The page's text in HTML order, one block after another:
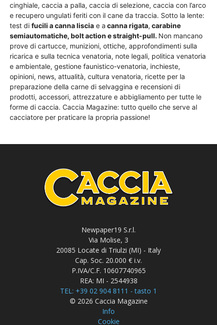
cinghiale, caccia a palla, caccia di selezione, caccia con l’arco
e recupero ungulati feriti con il cane da traccia. Sotto la lente:
test di fucili a canna liscia e a canna rigata, carabine
semiautomatiche, bolt action e straight-pull. Non mancano
prove di cartucce, munizioni, ottiche, approfondimenti sulla
ricarica e sulla tecnica venatoria, note legali, politica venatoria
e ambientale, gestione faunistico-venatoria, inchieste,
opinioni, news, attualità, cultura venatoria, ricette per la
preparazione della carne di selvaggina e recensioni di
prodotti, accessori, attrezzature e abbigliamento per tutte le
forme di caccia. Caccia Magazine: tutto quello che serve al
cacciatore per praticare la propria passione!
Newpaper19 S.r.l.
Via Molise, 3
20085 Locate di Triulzi (MI) - Italy
Cap. Soc. 20.000 € i.v.
P.IVA/C.F. 10607740965
REA: MI - 2544938
TEL: +39 02 904 8111 - tasto 1
© 2026 Caccia Magazine
Info
Cookie